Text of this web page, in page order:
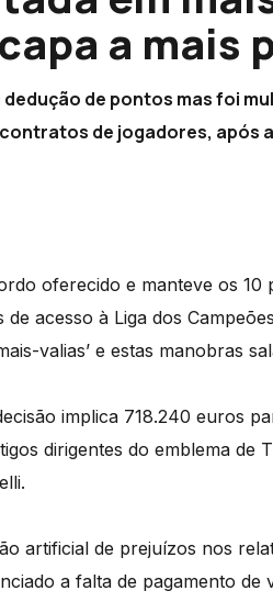
a mais
de pontos mas foi
de jogadores, após
oferecido e manteve os
acesso à Liga dos
valias’ e estas manobras
implica 718.240 euros
dirigentes do emblema
artificial de prejuízos nos
a falta de pagamento de